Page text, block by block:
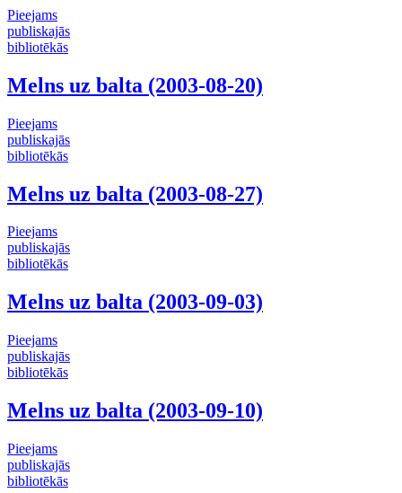
Pieejams
publiskajās
bibliotēkās
Melns uz balta (2003-08-20)
Pieejams
publiskajās
bibliotēkās
Melns uz balta (2003-08-27)
Pieejams
publiskajās
bibliotēkās
Melns uz balta (2003-09-03)
Pieejams
publiskajās
bibliotēkās
Melns uz balta (2003-09-10)
Pieejams
publiskajās
bibliotēkās